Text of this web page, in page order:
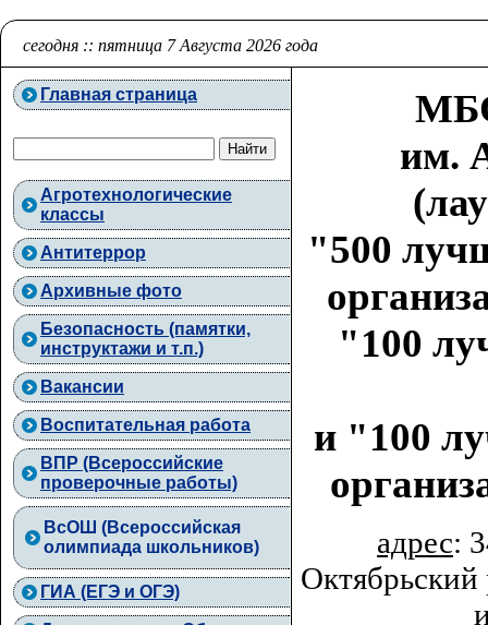
сегодня :: пятница 7 Августа 2026 года
Главная страница
Агротехнологические
классы
Антитеррор
Архивные фото
Безопасность (памятки,
инструктажи и т.п.)
Вакансии
Воспитательная работа
ВПР (Всероссийские
проверочные работы)
ВcОШ (Всероссийская
олимпиада школьников)
ГИА (ЕГЭ и ОГЭ)
им.
"500
"100
и "100
адрес: